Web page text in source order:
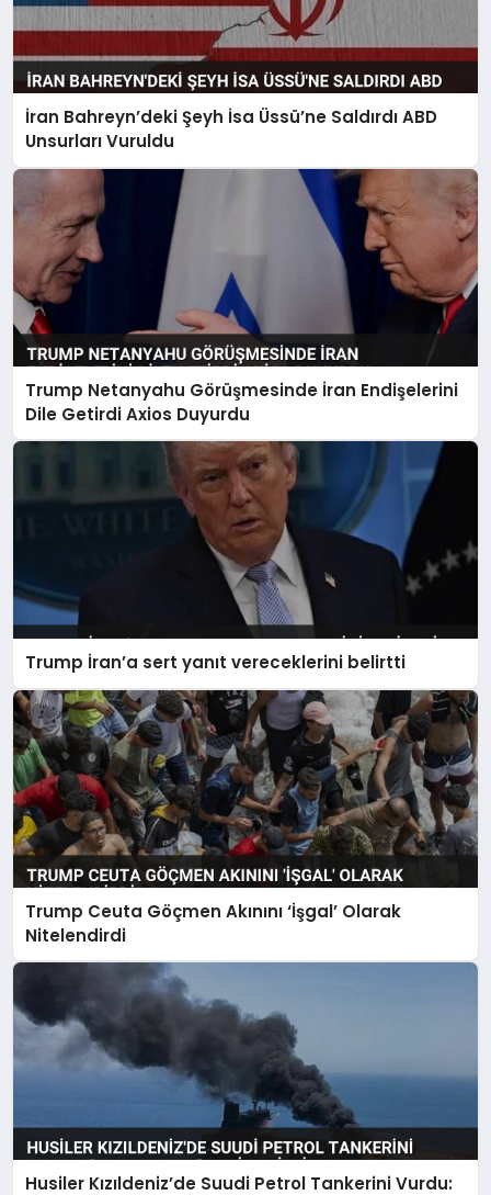
İran Bahreyn’deki Şeyh İsa Üssü’ne Saldırdı ABD
Unsurları Vuruldu
Trump Netanyahu Görüşmesinde İran Endişelerini
Dile Getirdi Axios Duyurdu
Trump İran’a sert yanıt vereceklerini belirtti
Trump Ceuta Göçmen Akınını ‘İşgal’ Olarak
Nitelendirdi
Husiler Kızıldeniz’de Suudi Petrol Tankerini Vurdu: